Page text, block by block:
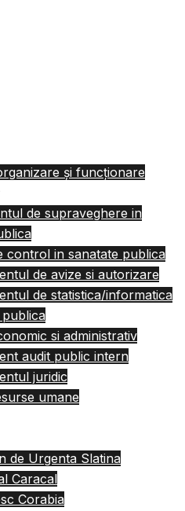
și funcționare
de supraveghere in
control in sanatate publica
de avize si autorizare
de statistica/informatica
si administrativ
audit public intern
juridic
umane
de Urgenta Slatina
Caracal
Corabia